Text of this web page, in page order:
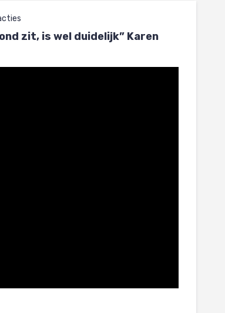
zit, is wel duidelijk” Karen